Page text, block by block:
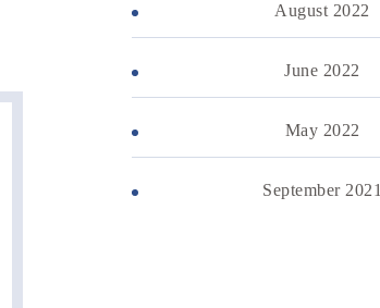
August 2022
June 2022
May 2022
September 2021